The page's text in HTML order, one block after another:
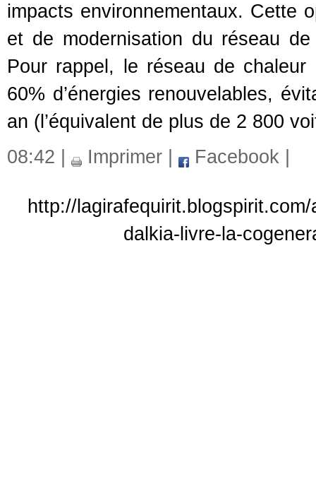
impacts environnementaux. Cette
et de modernisation du réseau
Pour rappel, le réseau de
60% d’énergies renouvelables,
an (l’équivalent de plus de 2 800
08:42 |
Imprimer Facebook
http://
dalkia-livre-la-